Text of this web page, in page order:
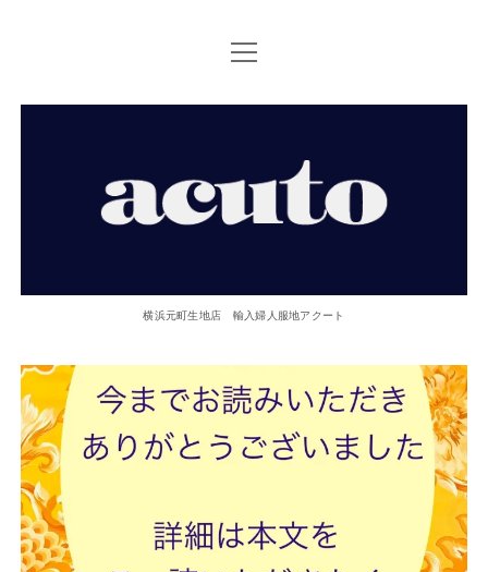
TOP PAGE
ACUTOについて
open
menu
元
生
地
店
横浜元町生地店 輸入婦人服地アクート